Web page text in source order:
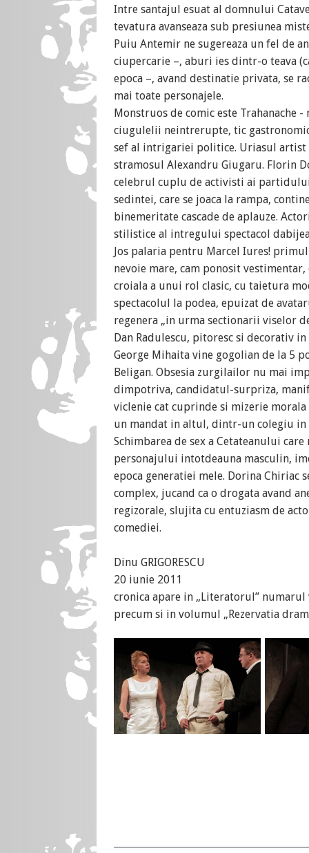
Intre santajul esuat al domnului
tevatura avanseaza sub presiunea
Puiu Antemir ne sugereaza un fel de
ciupercarie –, aburi ies dintr-o teava
epoca –, avand destinatie privata, se
mai toate personajele.
Monstruos de comic este Trahanache
ciugulelii neintrerupte, tic
sef al intrigariei politice. Uriasul artist
stramosul Alexandru Giugaru. Florin
celebrul cuplu de activisti ai
sedintei, care se joaca la rampa,
binemeritate cascade de aplauze.
stilistice al intregului spectacol
Jos palaria pentru Marcel Iures!
nevoie mare, cam ponosit
croiala a unui rol clasic, cu taietura
spectacolul la podea, epuizat de
regenera „in urma sectionarii viselor
Dan Radulescu, pitoresc si decorativ
George Mihaita vine gogolian de la 5
Beligan. Obsesia zurgilailor nu mai
dimpotriva, candidatul-surpriza,
viclenie cat cuprinde si mizerie
un mandat in altul, dintr-un colegiu
Schimbarea de sex a Cetateanului
personajului intotdeauna masculin,
epoca generatiei mele. Dorina Chiriac
complex, jucand ca o drogata avand
regizorale, slujita cu entuziasm de
comediei.
Dinu GRIGORESCU
20 iunie 2011
cronica apare in „Literatorul”
precum si in volumul „Rezervatia